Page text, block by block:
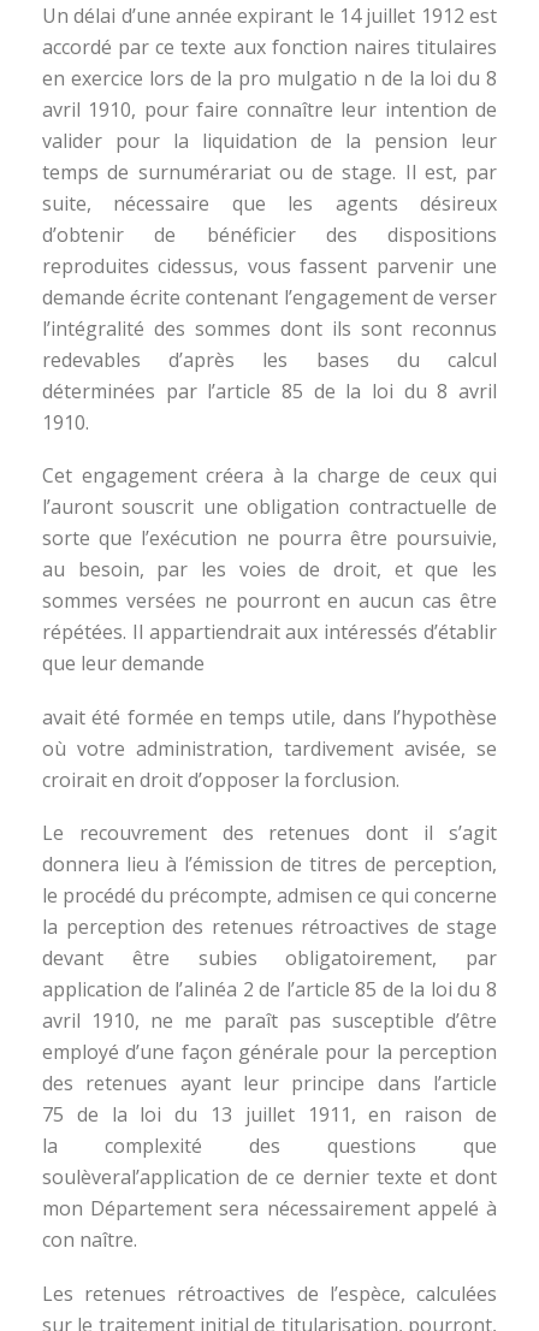
Un délai d’une année expirant le 14 juillet 1912 est
accordé par ce texte aux fonction naires titulaires
en exercice lors de la pro mulgatio n de la loi du 8
avril 1910, pour faire connaître leur intention de
valider pour la liquidation de la pension leur
temps de surnumérariat ou de stage. Il est, par
suite, nécessaire que les agents désireux
d’obtenir de bénéficier des dispositions
reproduites cidessus, vous fassent parvenir une
demande écrite contenant l’engagement de verser
l’intégralité des sommes dont ils sont reconnus
redevables d’après les bases du calcul
déterminées par l’article 85 de la loi du 8 avril
1910.
Cet engagement créera à la charge de ceux qui
l’auront souscrit une obligation contractuelle de
sorte que l’exécution ne pourra être poursuivie,
au besoin, par les voies de droit, et que les
sommes versées ne pourront en aucun cas être
répétées. Il appartiendrait aux intéressés d’établir
que leur demande
avait été formée en temps utile, dans l’hypothèse
où votre administration, tardivement avisée, se
croirait en droit d’opposer la forclusion.
Le recouvrement des retenues dont il s’agit
donnera lieu à l’émission de titres de perception,
le procédé du précompte, admisen ce qui concerne
la perception des retenues rétroactives de stage
devant être subies obligatoirement, par
application de l’alinéa 2 de l’article 85 de la loi du 8
avril 1910, ne me paraît pas susceptible d’être
employé d’une façon générale pour la perception
des retenues ayant leur principe dans l’article
75 de la loi du 13 juillet 1911, en raison de
la complexité des questions que
soulèveral’application de ce dernier texte et dont
mon Département sera nécessairement appelé à
con naître.
Les retenues rétroactives de l’espèce, calculées
sur le traitement initial de titularisation, pourront,